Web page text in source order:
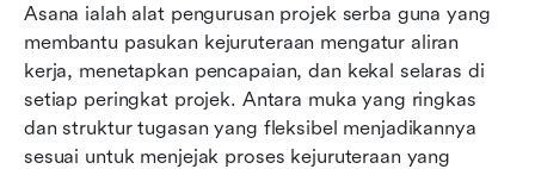
Asana ialah alat pengurusan projek serba guna yang
membantu pasukan kejuruteraan mengatur aliran
kerja, menetapkan pencapaian, dan kekal selaras di
setiap peringkat projek. Antara muka yang ringkas
dan struktur tugasan yang fleksibel menjadikannya
sesuai untuk menjejak proses kejuruteraan yang